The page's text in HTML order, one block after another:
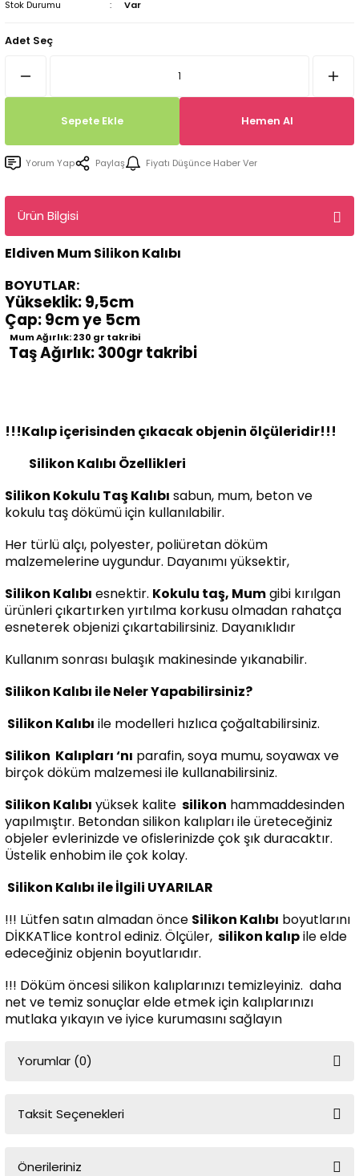
Tütsülük Silikonkalıpları
Stok Durumu
Var
Adet Seç
Sepete Ekle Hemen Al
Yorum Yap Paylaş Fiyatı Düşünce Haber Ver
Ürün Bilgisi
Eldiven Mum Silikon Kalıbı
BOYUTLAR:
Yükseklik: 9,5cm
Çap: 9cm ye 5cm
Mum Ağırlık: 230 gr takribi
Taş Ağırlık: 300gr takribi
!!!Kalıp içerisinden çıkacak objenin ölçüleridir!!!
Silikon Kalıbı Özellikleri
Silikon Kokulu Taş Kalıbı sabun, mum, beton ve
kokulu taş dökümü için kullanılabilir.
Her türlü alçı, polyester, poliüretan döküm
malzemelerine uygundur. Dayanımı yüksektir,
Silikon Kalıbı esnektir. Kokulu taş, Mumgibi kırılgan
ürünleri çıkartırken yırtılma korkusu olmadan rahatça
esneterek objenizi çıkartabilirsiniz. Dayanıklıdır
Kullanım sonrası bulaşık makinesinde yıkanabilir.
Silikon Kalıbı ile Neler Yapabilirsiniz?
Silikon Kalıbı ile modelleri hızlıca çoğaltabilirsiniz.
Silikon Kalıpları ‘nı parafin, soya mumu, soyawax ve
birçok döküm malzemesi ile kullanabilirsiniz.
Silikon Kalıbı yüksek kalite silikon hammaddesinden
yapılmıştır. Betondan silikon kalıpları ile üreteceğiniz
objeler evlerinizde ve ofislerinizde çok şık duracaktır.
Üstelik enhobim ile çok kolay.
Silikon Kalıbı ile İlgili UYARILAR
!!! Lütfen satın almadan önce Silikon Kalıbı boyutlarını
DİKKATlice kontrol ediniz. Ölçüler, silikon kalıpile elde
edeceğiniz objenin boyutlarıdır.
!!! Döküm öncesi silikon kalıplarınızı temizleyiniz. daha
net ve temiz sonuçlar elde etmek için kalıplarınızı
mutlaka yıkayın ve iyice kurumasını sağlayın
Yorumlar (0)
Taksit Seçenekleri
Önerileriniz